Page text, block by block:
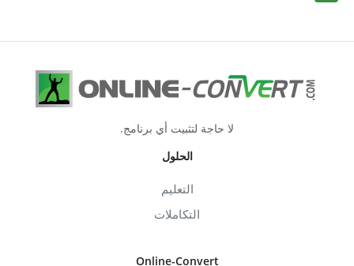
لا حاجة لتثبيت أي برنامج.
الحلول
التعليم
التكاملات
Online-Convert